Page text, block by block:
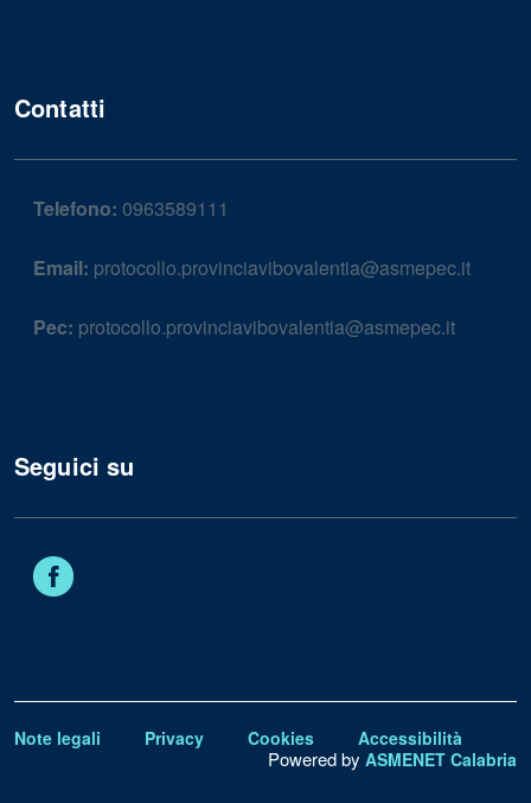
Contatti
Telefono: 0963589111
Email: protocollo.provinciavibovalentia@asmepec.it
Pec: protocollo.provinciavibovalentia@asmepec.it
Seguici su
Note legali Privacy Cookies Accessibilità
Powered by ASMENET Calabria